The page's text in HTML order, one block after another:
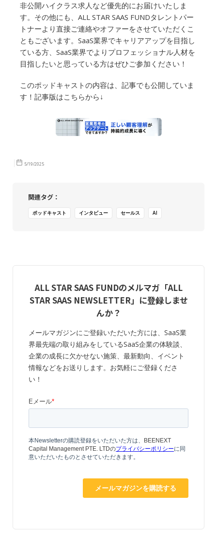
非公開ハイクラス求人など優先的にお届けいたしま
す。その他にも、ALL STAR SAAS FUNDタレントパー
トナーより直接ご連絡やオファーをさせていただくこ
ともございます。SaaS業界でキャリアアップを目指し
ている方、SaaS業界でよりプロフェッショナル人材を
目指したいと思っている方はぜひご参加ください！
このポッドキャストの内容は、記事でも公開していま
す！記事版はこちらから↓
5/19/2025
関連タグ：
ポッドキャスト インタビュー セールス AI
ALL STAR SAAS FUNDのメルマガ「ALL
STAR SAAS NEWSLETTER」に登録しませ
んか？
メールマガジンにご登録いただいた方には、SaaS業
界最先端の取り組みをしているSaaS企業の体験談、
企業の成長に欠かせない施策、最新動向、イベント
情報などをお送りします。お気軽にご登録くださ
い！